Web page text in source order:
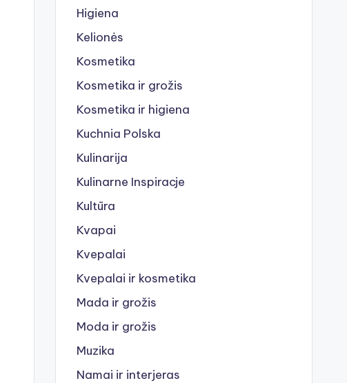
Higiena
Kelionės
Kosmetika
Kosmetika ir grožis
Kosmetika ir higiena
Kuchnia Polska
Kulinarija
Kulinarne Inspiracje
Kultūra
Kvapai
Kvepalai
Kvepalai ir kosmetika
Mada ir grožis
Moda ir grožis
Muzika
Namai ir interjeras